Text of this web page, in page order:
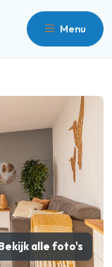
Menu
alle foto's